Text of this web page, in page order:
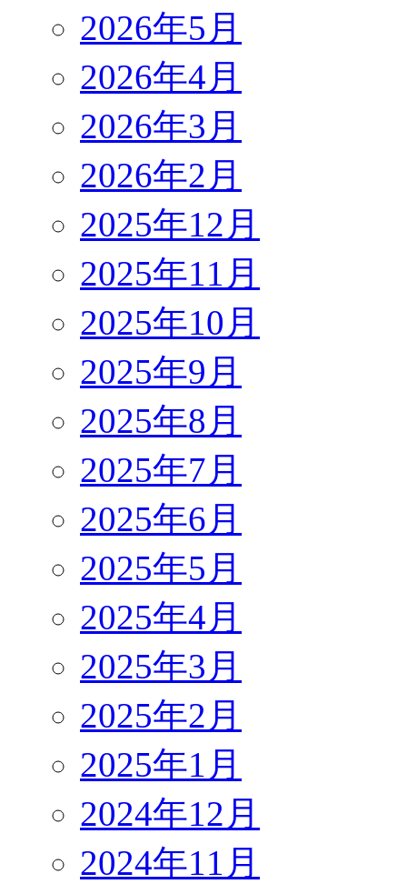
2026年5月
2026年4月
2026年3月
2026年2月
2025年12月
2025年11月
2025年10月
2025年9月
2025年8月
2025年7月
2025年6月
2025年5月
2025年4月
2025年3月
2025年2月
2025年1月
2024年12月
2024年11月